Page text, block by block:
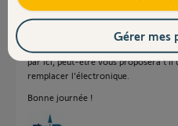
par ici, peut-être vous proposera t'il
remplacer l'électronique.
Bonne journée !
Gérer mes